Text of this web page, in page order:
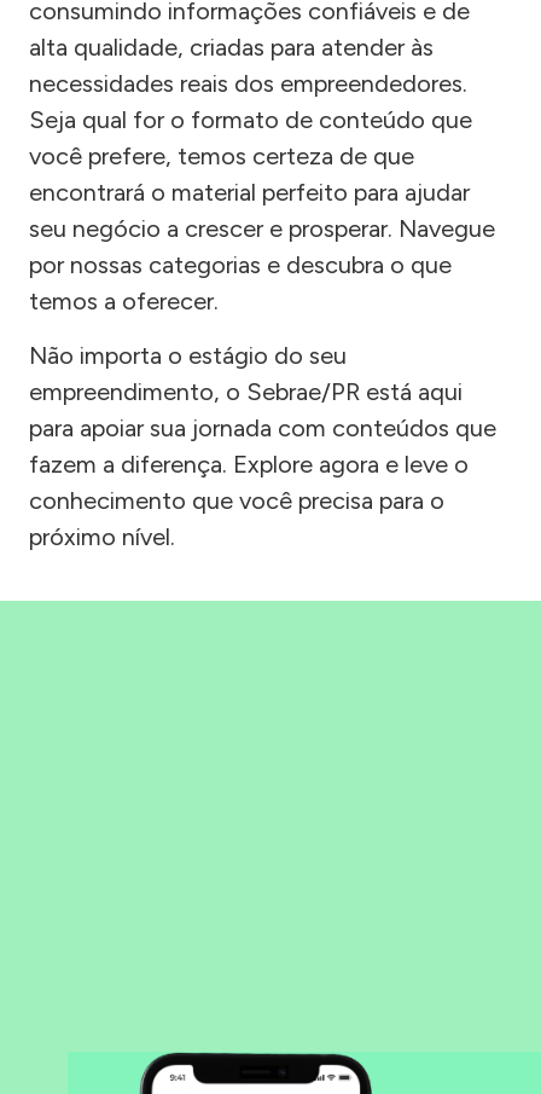
consumindo informações confiáveis e de
alta qualidade, criadas para atender às
necessidades reais dos empreendedores.
Seja qual for o formato de conteúdo que
você prefere, temos certeza de que
encontrará o material perfeito para ajudar
seu negócio a crescer e prosperar. Navegue
por nossas categorias e descubra o que
temos a oferecer.
Não importa o estágio do seu
empreendimento, o Sebrae/PR está aqui
para apoiar sua jornada com conteúdos que
fazem a diferença. Explore agora e leve o
conhecimento que você precisa para o
próximo nível.